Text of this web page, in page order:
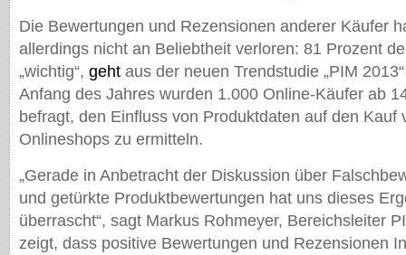
Die Bewertungen und Rezensionen anderer Käufer
allerdings nicht an Beliebtheit verloren: 81 Prozent
„wichtig“, geht aus der neuen Trendstudie „PIM
Anfang des Jahres wurden 1.000 Online-Käufer ab
befragt, den Einfluss von Produktdaten auf den Kauf
Onlineshops zu ermitteln.
„Gerade in Anbetracht der Diskussion über
und getürkte Produktbewertungen hat uns dieses
überrascht“, sagt Markus Rohmeyer, Bereichsleiter
zeigt, dass positive Bewertungen und Rezensionen